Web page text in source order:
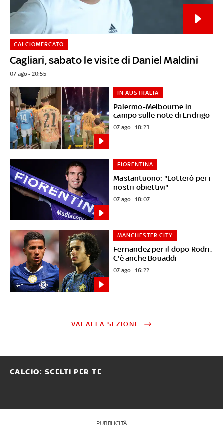
Cagliari, sabato le visite di Daniel Maldini
CALCIOMERCATO
07 ago - 20:55
Palermo-Melbourne in
campo sulle note di Endrigo
IN AUSTRALIA
07 ago - 18:23
Mastantuono: "Lotterò per i
nostri obiettivi"
FIORENTINA
07 ago - 18:07
Fernandez per il dopo Rodri.
C'è anche Bouaddi
MANCHESTER CITY
07 ago - 16:22
VAI ALLA SEZIONE
CALCIO: SCELTI PER TE
PUBBLICITÀ